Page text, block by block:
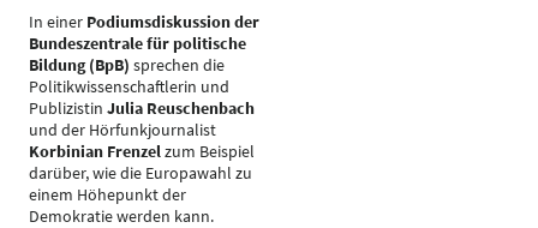
In einer Podiumsdiskussion der
Bundeszentrale für politische
Bildung (BpB) sprechen die
Politikwissenschaftlerin und
Publizistin Julia Reuschenbach
und der Hörfunkjournalist
Korbinian Frenzelzum Beispiel
darüber, wie die Europawahl zu
einem Höhepunkt der
Demokratie werden kann.